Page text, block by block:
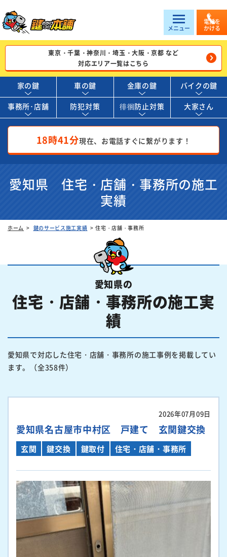
メニュー
電話を
かける
東京・千葉・神奈川・埼玉・大阪・京都 など
対応エリア一覧はこちら
家の鍵 車の鍵 金庫の鍵 バイクの鍵
事務所･店舗 防犯対策 徘徊防止対策 大家さん
18時41分現在、お電話すぐに繋がります！
愛知県 住宅・店舗・事務所の施工
実績
ホーム 鍵のサービス施工実績 住宅・店舗・事務所
愛知県の
住宅・店舗・事務所の施工実
績
愛知県で対応した住宅・店舗・事務所の施工事例を掲載してい
ます。（全358件）
2026年07月09日
愛知県名古屋市中村区 戸建て 玄関鍵交換
玄関 鍵交換 鍵取付 住宅・店舗・事務所